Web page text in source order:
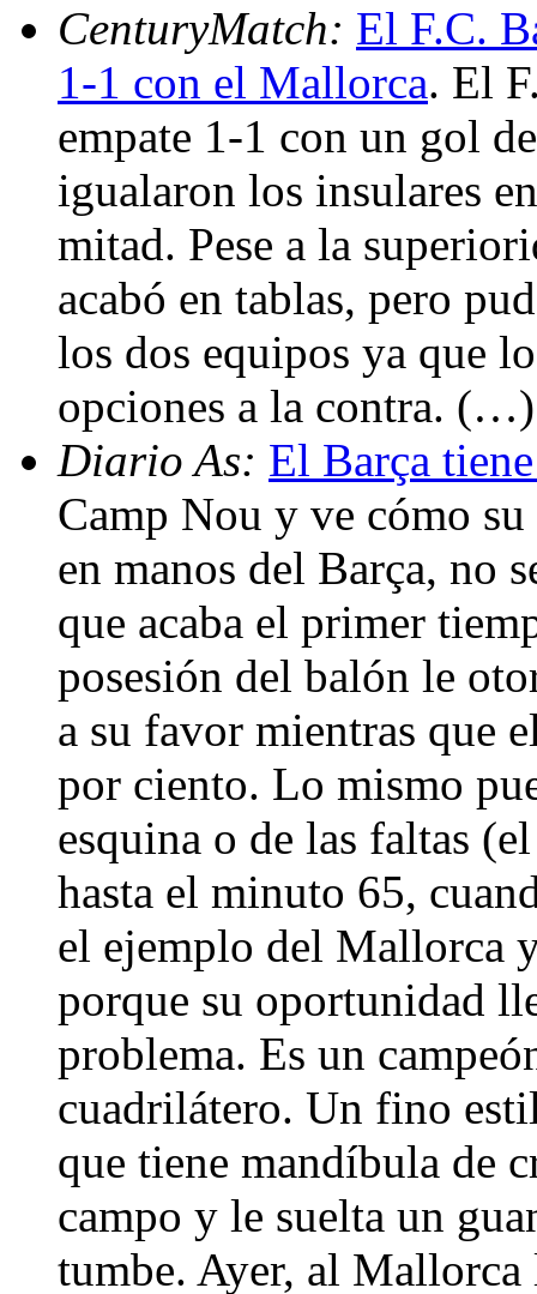
CenturyMatch: El F.C.
1-1 con el Mallorca. El
empate 1-1 con un gol
igualaron los insulares
mitad. Pese a la
acabó en tablas, pero
los dos equipos ya que
opciones a la contra. (…)
Diario As: El Barça
Camp Nou y ve cómo
en manos del Barça, no
que acaba el primer
posesión del balón le
a su favor mientras que
por ciento. Lo mismo
esquina o de las faltas
hasta el minuto 65,
el ejemplo del Mallorca
porque su oportunidad
problema. Es un
cuadrilátero. Un fino
que tiene mandíbula de
campo y le suelta un
tumbe. Ayer, al Mallorca